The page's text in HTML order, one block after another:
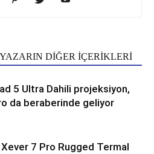
YAZARIN DİĞER İÇERİKLERİ
5 Ultra Dahili projeksiyon,
da beraberinde geliyor
Xever 7 Pro Rugged Termal